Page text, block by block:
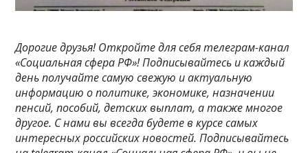
Дорогие друзья! Откройте для себя телеграм-канал
«Социальная сфера РФ»! Подписывайтесь и каждый
день получайте самую свежую и актуальную
информацию о политике, экономике, назначении
пенсий, пособий, детских выплат, а также многое
другое. С нами вы всегда будете в курсе самых
интересных российских новостей. Подписывайтесь